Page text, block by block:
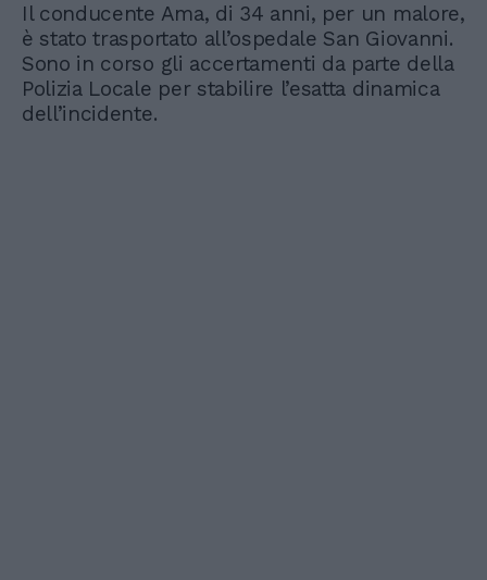
Il conducente Ama, di 34 anni, per un malore,
è stato trasportato all’ospedale San Giovanni.
Sono in corso gli accertamenti da parte della
Polizia Locale per stabilire l’esatta dinamica
dell’incidente.